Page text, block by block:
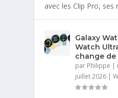
avec les Clip Pro, ses
Galaxy
Watch
change
par Philippe |
juillet 2026 |